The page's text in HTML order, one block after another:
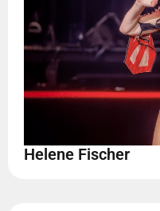
Helene Fischer